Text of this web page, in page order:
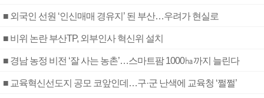
■ 외국인 선원 ‘인신매매 경유지’ 된 부산…우려가 현실로
■ 비위 논란 부산TP, 외부인사 혁신위 설치
■ 경남 농정 비전 ‘잘 사는 농촌’…스마트팜 1000㏊까지 늘린다
■ 교육혁신선도지 공모 코앞인데…구·군 난색에 교육청 ‘쩔쩔’